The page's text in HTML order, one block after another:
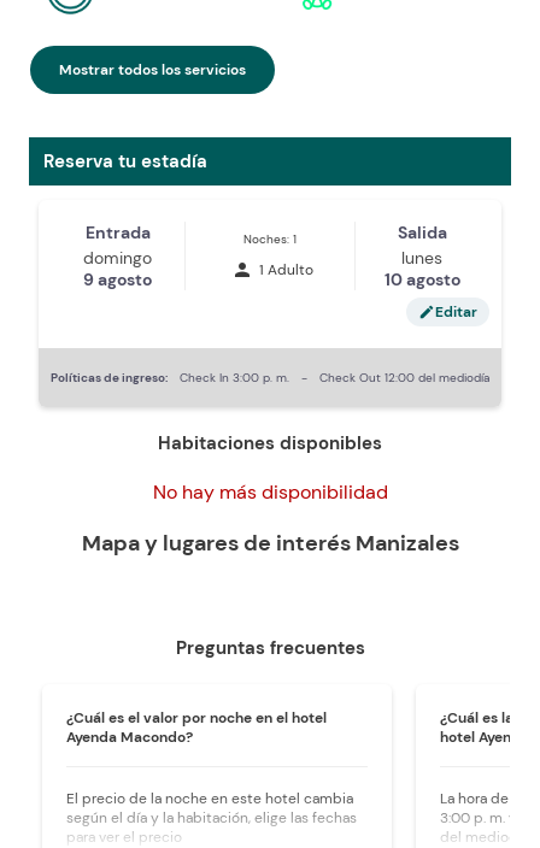
Mostrar todos los servicios
Reserva tu estadía
Entrada
domingo
9 agosto
Noches: 1
person 1 Adulto
Salida
lunes
10 agosto
editEditar
Políticas de ingreso: Check In 3:00 p. m. - Check Out 12:00 del mediodía
Habitaciones disponibles
No hay más disponibilidad
Mapa y lugares de interés Manizales
Preguntas frecuentes
¿Cuál es el valor por noche en el hotel
Ayenda Macondo?
El precio de la noche en este hotel cambia
según el día y la habitación, elige las fechas
para ver el precio
¿Cuál es la
hotel Ayenda
La hora de
3:00 p. m. y la
del mediodía.